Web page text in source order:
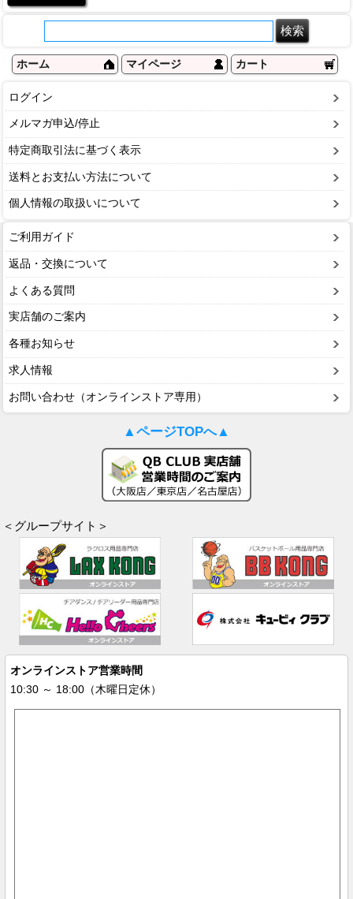
ホーム マイページ カート
ログイン
メルマガ申込/停止
特定商取引法に基づく表示
送料とお支払い方法について
個人情報の取扱いについて
ご利用ガイド
返品・交換について
よくある質問
実店舗のご案内
各種お知らせ
求人情報
お問い合わせ（オンラインストア専用）
▲ページTOPへ▲
＜グループサイト＞
オンラインストア営業時間
10:30 ～ 18:00（木曜日定休）